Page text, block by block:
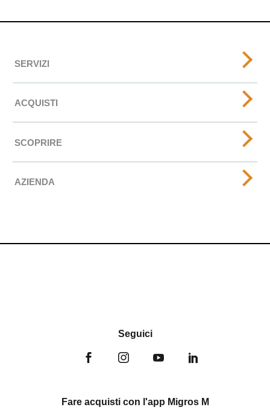
SERVIZI
ACQUISTI
SCOPRIRE
AZIENDA
Seguici
Fare acquisti con l'app Migros M